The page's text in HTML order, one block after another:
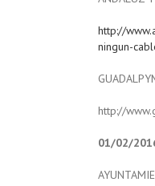
http://
ningun-
http://
01/02/